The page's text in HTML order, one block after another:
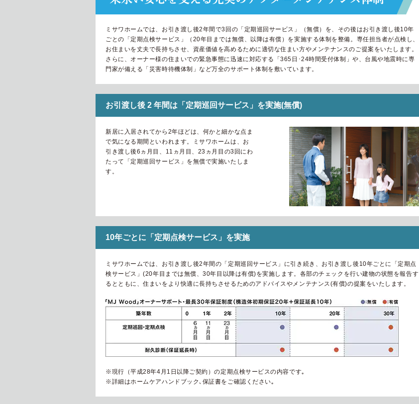
ミサワホームでは、お引き渡し後2年間で3回の「定期巡回サービス」（無償）を、その後はお引き渡し後10年
ごとの「定期点検サービス」（20年目までは無償、以降は有償）を実施する体制を整備。専任担当者が点検し、
お住まいを丈夫で長持ちさせ、資産価値を高めるために適切な住まい方やメンテナンスのご提案をいたします。
さらに、オーナー様の住まいでの緊急事態に迅速に対応する「365日･24時間受付体制」や、台風や地震時に専
門家が備える「災害時待機体制」など万全のサポート体制を敷いています。
お引渡し後 2 年間は「定期巡回サービス」を実施(無償)
新居に入居されてから2年ほどは、何かと細かな点ま
で気になる期間といわれます。ミサワホームは、お
引き渡し後6ヵ月目、11ヵ月目、23ヵ月目の3回にわ
たって「定期巡回サービス」を無償で実施いたしま
す。
10年ごとに「定期点検サービス」を実施
ミサワホームでは、お引き渡し後2年間の「定期巡回サービス」に引き続き、お引き渡し後10年ごとに「定期点
検サービス」(20年目までは無償、30年目以降は有償)を実施します。各部のチェックを行い建物の状態を報告す
るとともに、住まいをより快適に長持ちさせるためのアドバイスやメンテナンス(有償)の提案をいたします。
※現行（平成28年4月1日以降ご契約）の定期点検サービスの内容です｡
※詳細はホームケアハンドブック､保証書をご確認ください｡